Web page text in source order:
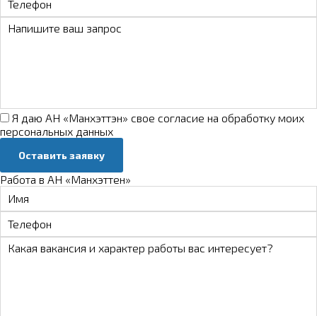
Я даю АН «Манхэттэн» свое согласие на обработку моих
персональных данных
Оставить заявку
Работа в АН «Манхэттен»